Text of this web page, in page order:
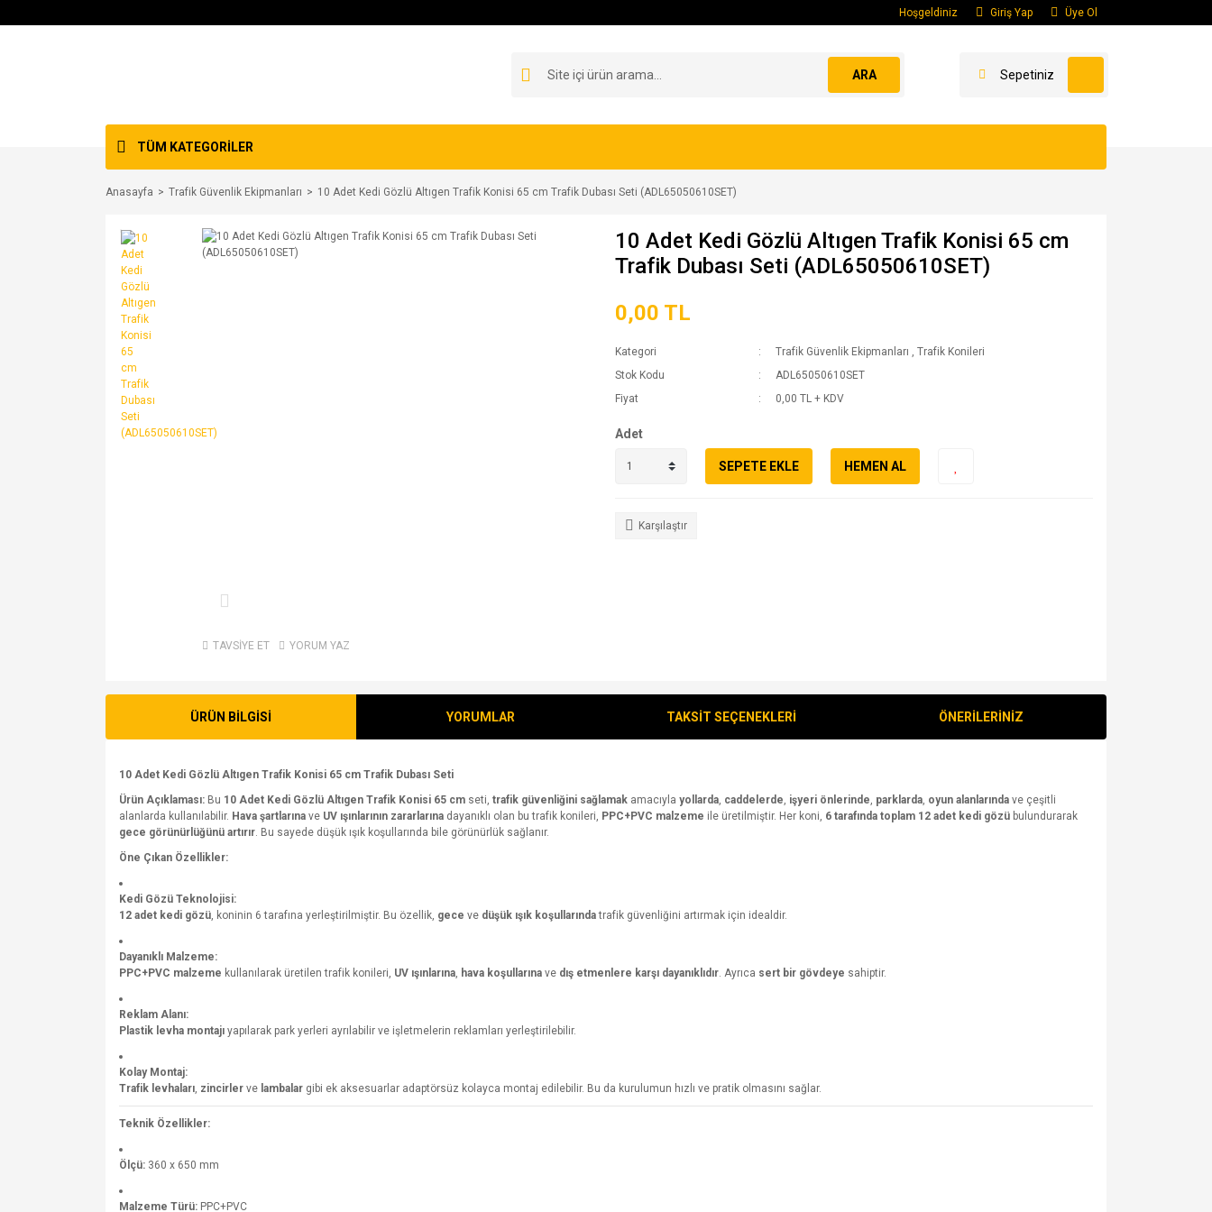
Hoşgeldiniz Giriş Yap Üye Ol
ARA Sepetiniz
TÜM KATEGORİLER
Anasayfa Trafik Güvenlik Ekipmanları 10 Adet Kedi Gözlü Altıgen Trafik Konisi 65 cm Trafik Dubası Seti (ADL65050610SET)
TAVSİYE ET YORUM YAZ
10 Adet Kedi Gözlü Altıgen Trafik Konisi 65 cm
Trafik Dubası Seti (ADL65050610SET)
0,00 TL
Kategori Trafik Güvenlik Ekipmanları , Trafik Konileri
Stok Kodu
ADL65050610SET
Fiyat
0,00 TL + KDV
Adet
SEPETE EKLE HEMEN AL
Karşılaştır
ÜRÜN BİLGİSİ YORUMLAR TAKSİT SEÇENEKLERİ ÖNERİLERİNİZ
10 Adet Kedi Gözlü Altıgen Trafik Konisi 65 cm Trafik Dubası Seti
Ürün Açıklaması: Bu 10 Adet Kedi Gözlü Altıgen Trafik Konisi 65 cm seti, trafik güvenliğini sağlamak amacıyla yollarda, caddelerde, işyeri önlerinde, parklarda, oyun alanlarında ve çeşitli
alanlarda kullanılabilir. Hava şartlarına ve UV ışınlarının zararlarına dayanıklı olan bu trafik konileri, PPC+PVC malzeme ile üretilmiştir. Her koni, 6 tarafında toplam 12 adet kedi gözü bulundurarak
gece görünürlüğünü artırır. Bu sayede düşük ışık koşullarında bile görünürlük sağlanır.
Öne Çıkan Özellikler:
Kedi Gözü Teknolojisi:
12 adet kedi gözü, koninin 6 tarafına yerleştirilmiştir. Bu özellik, gece ve düşük ışık koşullarındatrafik güvenliğini artırmak için idealdir.
Dayanıklı Malzeme:
PPC+PVC malzeme kullanılarak üretilen trafik konileri, UV ışınlarına, hava koşullarına ve dış etmenlere karşı dayanıklıdır. Ayrıca sert bir gövdeye sahiptir.
Reklam Alanı:
Plastik levha montajı yapılarak park yerleri ayrılabilir ve işletmelerin reklamları yerleştirilebilir.
Kolay Montaj:
Trafik levhaları, zincirler ve lambalar gibi ek aksesuarlar adaptörsüz kolayca montaj edilebilir. Bu da kurulumun hızlı ve pratik olmasını sağlar.
Teknik Özellikler:
Ölçü: 360 x 650 mm
Malzeme Türü: PPC+PVC